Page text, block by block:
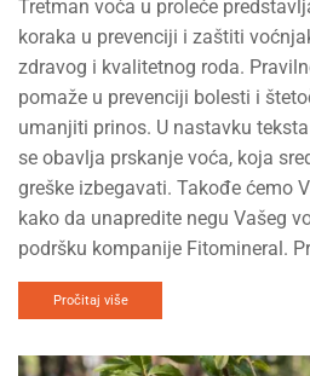
Tretman voća u proleće
koraka u prevenciji i zaštiti
zdravog i kvalitetnog roda.
pomaže u prevenciji bolesti i
umanjiti prinos. U nastavku
se obavlja prskanje voća, koja
greške izbegavati. Takođe ćemo
kako da unapredite negu Vašeg
podršku kompanije Fitomineral.
Pročitaj više